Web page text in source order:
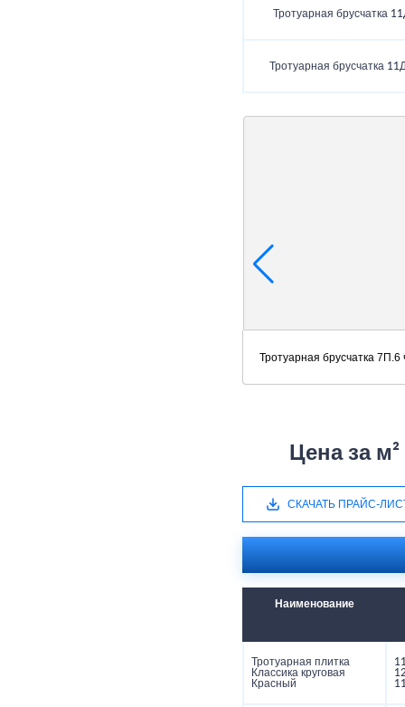
Тротуарная брусчатка
Тротуарная брусчатка
Тротуарная брусчатка 7П.6
Цена за
СКАЧАТЬ ПРАЙС-
Наименование
Тротуарная плитка
Классика круговая
Красный